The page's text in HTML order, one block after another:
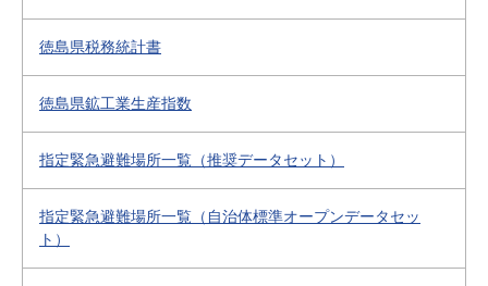
徳島県税務統計書
徳島県鉱工業生産指数
指定緊急避難場所一覧（推奨データセット）
指定緊急避難場所一覧（自治体標準オープンデータセッ
ト）